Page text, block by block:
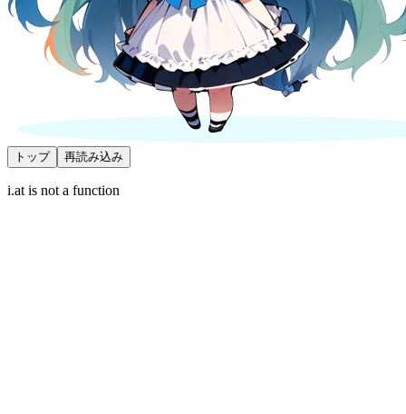
トップ 再読み込み
i.at is not a function